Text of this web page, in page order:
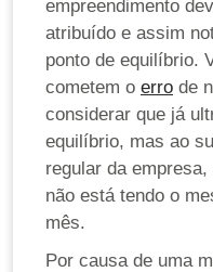
empreendimento
atribuído e assim
ponto de equilíbrio.
cometem o erro de
considerar que já
equilíbrio, mas ao
regular da
não está tendo o
mês.
Por causa de uma